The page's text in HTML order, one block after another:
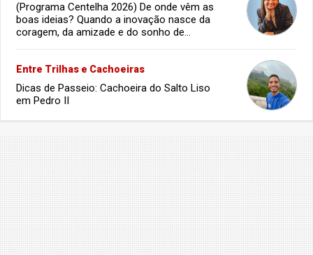
(Programa Centelha 2026) De onde vêm as
boas ideias? Quando a inovação nasce da
coragem, da amizade e do sonho de
Entre Trilhas e Cachoeiras
Dicas de Passeio: Cachoeira do Salto Liso
em Pedro II